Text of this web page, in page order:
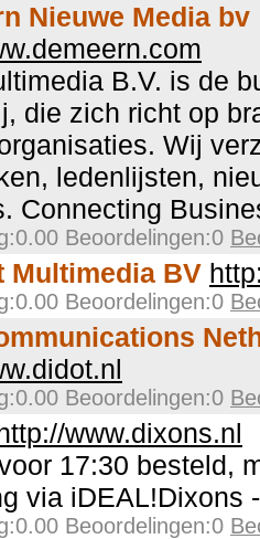
Nieuwe Media bv
B.V. is de
die zich richt op
Wij
ledenlijsten,
Connecting
Beoordelingen:0
Multimedia BV
Beoordelingen:0
Beoordelingen:0
www.dixons.nl
17:30 besteld,
via iDEAL!Dixons
Beoordelingen:0